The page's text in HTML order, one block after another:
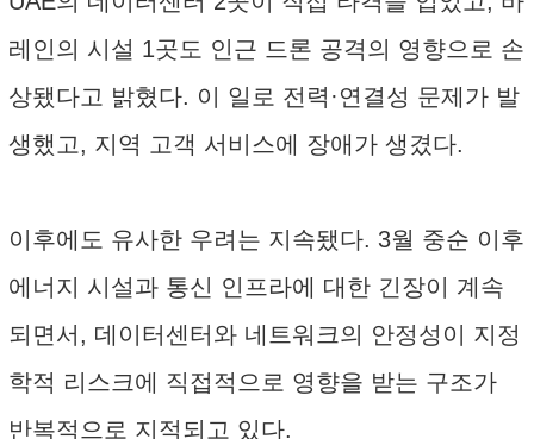
레인의 시설 1곳도 인근 드론 공격의 영향으로 손
상됐다고 밝혔다. 이 일로 전력·연결성 문제가 발
생했고, 지역 고객 서비스에 장애가 생겼다.
이후에도 유사한 우려는 지속됐다. 3월 중순 이후
에너지 시설과 통신 인프라에 대한 긴장이 계속
되면서, 데이터센터와 네트워크의 안정성이 지정
학적 리스크에 직접적으로 영향을 받는 구조가
반복적으로 지적되고 있다.